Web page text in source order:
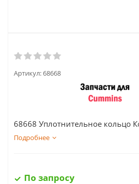
Артикул:68668
68668 Уплотнительное кольцо
Подробнее
По запросу